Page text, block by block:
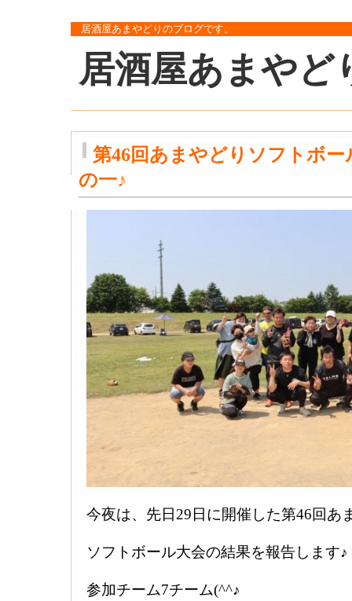
居酒屋あまやどりのブログです。
居酒屋あまやど
第46回あまやどりソフトボー
の一♪
今夜は、先日29日に開催した第46回あ
ソフトボール大会の結果を報告します♪
参加チーム7チーム(^^♪